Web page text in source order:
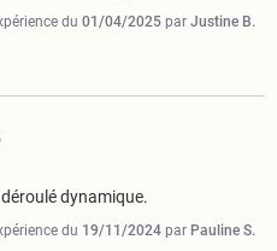
du 01/04/2025 par Justine B.
dynamique.
du 19/11/2024 par Pauline S.